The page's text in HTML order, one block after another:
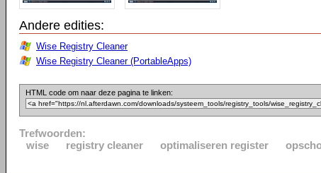
Andere edities:
Wise Registry Cleaner
Wise Registry Cleaner (PortableApps)
HTML code om naar deze pagina te linken:
Trefwoorden:
wise
registry cleaner optimaliseren register